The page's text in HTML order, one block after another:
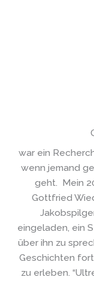
war ein
wenn jemand
geht. Mein
Gottfried
eingeladen, ein
über ihn zu
Geschichten
zu erleben.